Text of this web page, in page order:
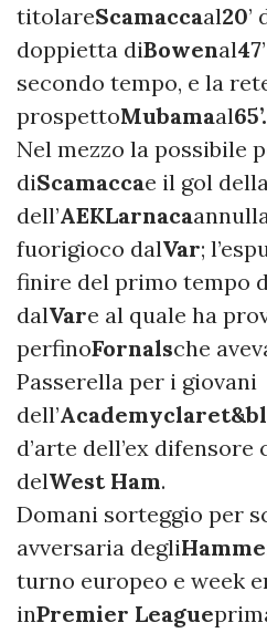
titolareScamaccaal20’
doppietta diBowenal47
secondo tempo, e la
prospettoMubamaal65’.
Nel mezzo la possibile
diScamaccae il gol
dell’AEKLarnaca
fuorigioco dalVar;
finire del primo tempo
dalVare al quale ha
perfinoFornalsche
Passerella per i giovani
dell’Academy
d’arte dell’ex
delWest Ham.
Domani sorteggio per
avversaria degli
turno europeo e week
inPremier League